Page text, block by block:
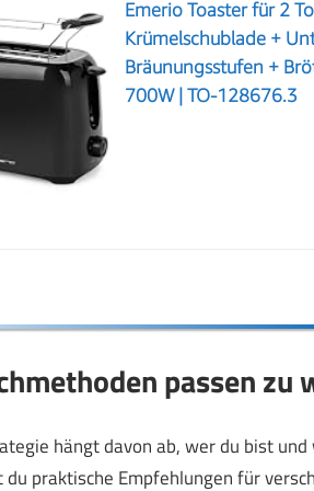
Emerio Toaster für 2
Krümelschublade +
Bräunungsstufen +
700W | TO-128676.3
passen zu
hängt davon ab, wer du bist
praktische Empfehlungen für